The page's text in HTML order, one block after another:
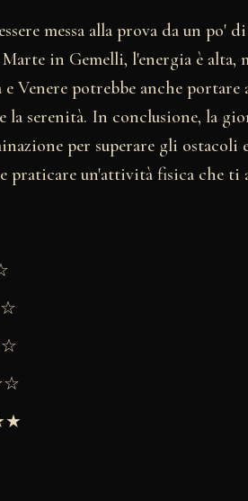
messa alla prova da un po'
in Gemelli, l'energia è alta,
e Venere potrebbe anche
la serenità. In conclusione, la
per superare gli ostacoli
praticare un'attività fisica che